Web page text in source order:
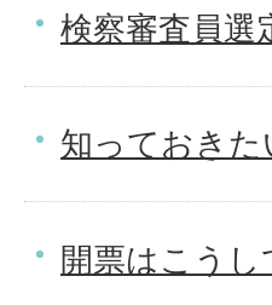
検察審査員選
知っておきた
開票はこうし